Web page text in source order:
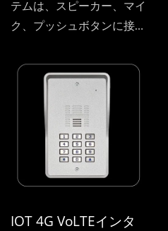
テムは、スピーカー、マイ
ク、プッシュボタンに接続
ンターホンとして機能しま
す。また、IoT機能によ
り、ユーザーはいつでもウ
ェブインターフェースを開
いてデバイスを追加した
り、発信電話番号を設定し
たり、ゲートアクセス用の
したりできます。そのた
IOT 4G VoLTEインタ